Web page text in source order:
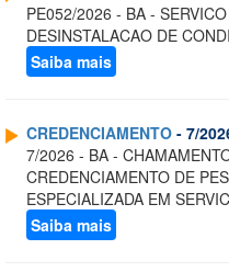
PE052/2026 - BA -
DESINSTALACAO DE
Saiba mais
CREDENCIAMENTO - 7/
7/2026 - BA -
CREDENCIAMENTO DE
ESPECIALIZADA EM
Saiba mais